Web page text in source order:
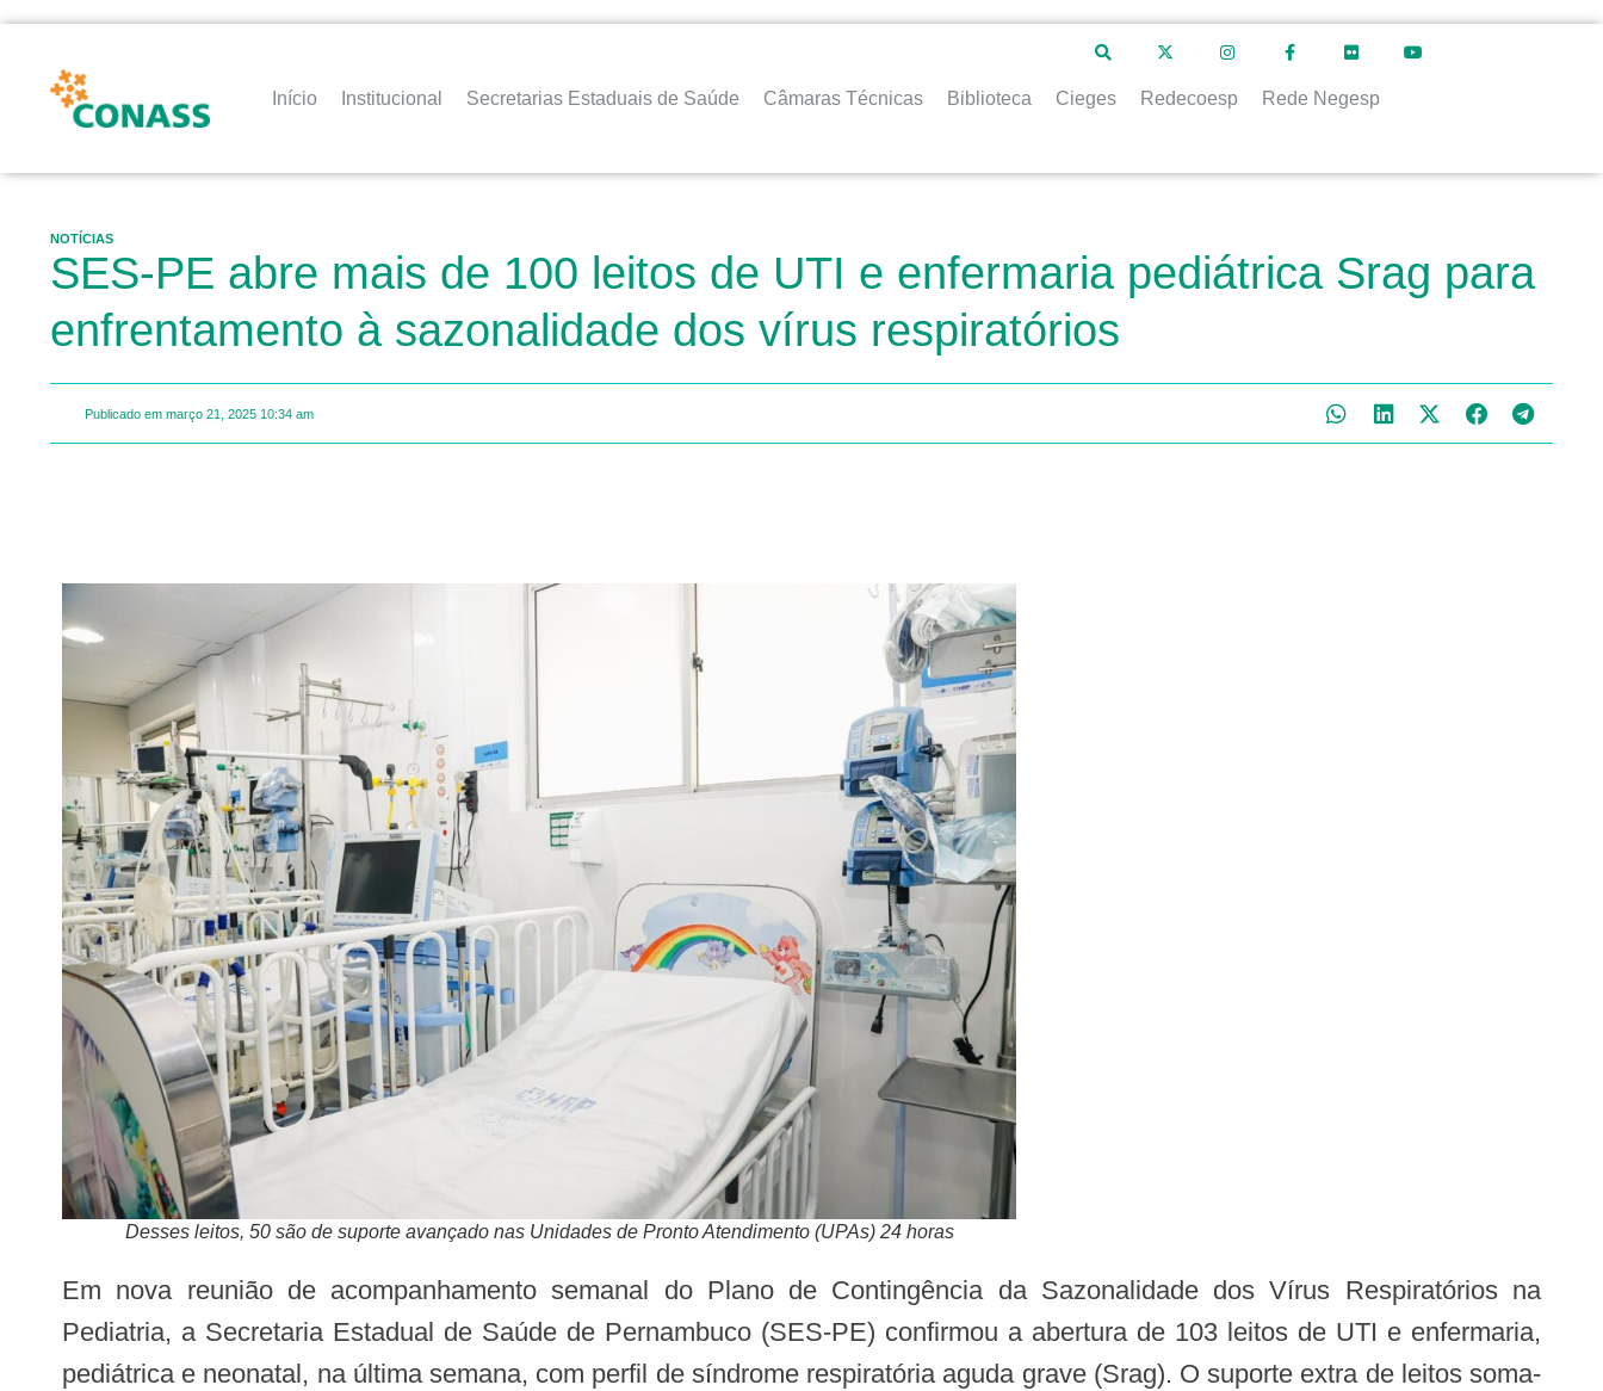
Início Institucional Secretarias Estaduais de Saúde Câmaras Técnicas Biblioteca Cieges Redecoesp Rede Negesp
NOTÍCIAS
SES-PE abre mais de 100 leitos de UTI e enfermaria pediátrica Srag para
enfrentamento à sazonalidade dos vírus respiratórios
Publicado em março 21, 2025 10:34 am
Desses leitos, 50 são de suporte avançado nas Unidades de Pronto Atendimento (UPAs) 24 horas
Em nova reunião de acompanhamento semanal do Plano de Contingência da Sazonalidade dos Vírus Respiratórios na
Pediatria, a Secretaria Estadual de Saúde de Pernambuco (SES-PE) confirmou a abertura de 103 leitos de UTI e enfermaria,
pediátrica e neonatal, na última semana, com perfil de síndrome respiratória aguda grave (Srag). O suporte extra de leitos soma-